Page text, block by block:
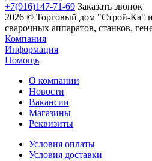
+7(916)147-71-69 Заказать звонок
2026 © Торговый дом "Строй-Ка"
сварочных аппаратов, станков,
Компания
Информация
Помощь
О компании
Новости
Вакансии
Магазины
Реквизиты
Условия оплаты
Условия доставки